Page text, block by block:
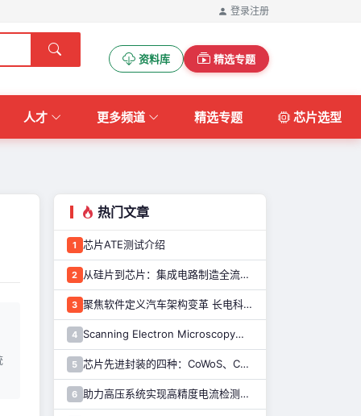
登录注册
资料库 精选专题
人才 更多频道 精选专题 芯片选型
热门文章
1 芯片ATE测试介绍
2 从硅片到芯片：集成电路制造全流程解析
3 聚焦软件定义汽车架构变革 长电科技打造系统化车规级半导体封测能力
4 Scanning Electron Microscopy（Train for advanced research）扫描电子显微镜介绍（二）
5 芯片先进封装的四种：CoWoS、CoPoS、Glass Core与CoWoP
6 助力高压系统实现高精度电流检测，纳芯微推出NSM2051集成式霍尔电流传感器